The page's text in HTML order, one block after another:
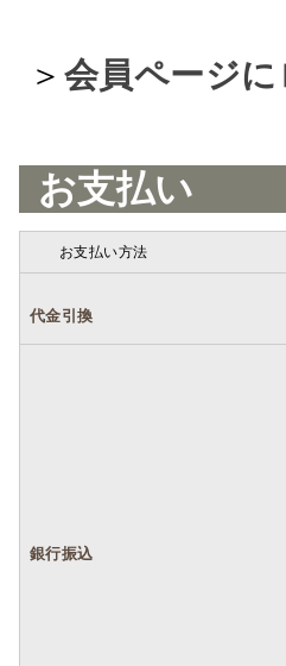
＞ 会員ページ
お支払い
お支払い方法
代金引換
銀行振込